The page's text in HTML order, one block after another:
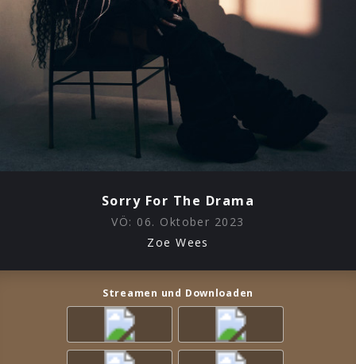
Sorry For The Drama
VÖ: 06. Oktober 2023
Zoe Wees
Streamen und Downloaden